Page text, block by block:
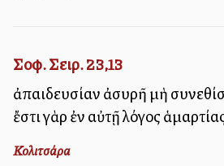
Σοφ. Σειρ. 23,13
ἀπαιδευσίαν ἀσυρῆ μὴ
ἔστι γὰρ ἐν αὐτῇ λόγος
Κολιτσάρα